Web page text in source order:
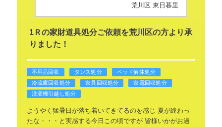
荒川区 東日暮里
1Ｒの家財道具処分ご依頼を荒川区の方より承
りました！
不用品回収 タンス処分
ベッド解体処分
冷蔵庫回収処分
家具回収処分
家電回収処分
洗濯機引越し処分
ようやく猛暑日が落ち着いてきてるのを感じ 夏が終わっ
たな・・・と実感する今日この頃ですが皆様いかがお過